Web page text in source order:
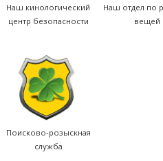
Наш кинологический
центр безопасности
Наш отдел по
вещей
Поисково-розыскная
служба